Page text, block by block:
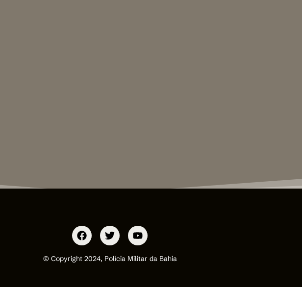
© Copyright 2024, Polícia Militar da Bahia